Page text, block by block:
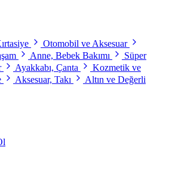
Otomobil ve Aksesuar
Anne, Bebek Bakımı
Süper
Ayakkabı, Çanta
Kozmetik ve
Aksesuar, Takı
Altın ve Değerli